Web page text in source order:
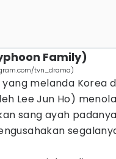
Family)
tvn_drama)
melanda Korea
Lee Jun Ho)
sang ayah